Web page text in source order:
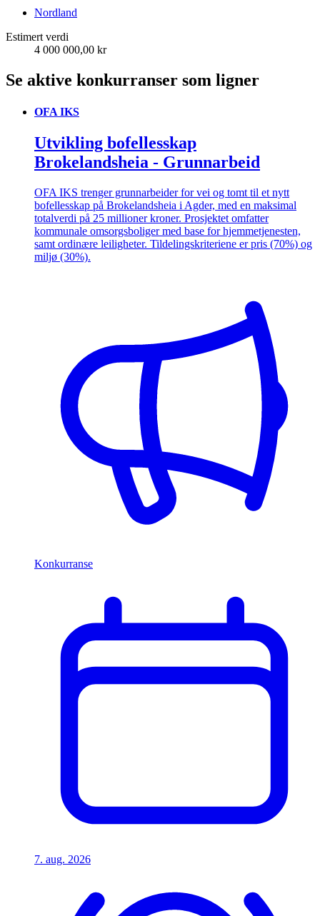
Nordland
Estimert verdi
4 000 000,00 kr
Se aktive konkurranser som ligner
OFA IKS
Utvikling bofellesskap
Brokelandsheia - Grunnarbeid
OFA IKS trenger grunnarbeider for vei og tomt til et nytt
bofellesskap på Brokelandsheia i Agder, med en maksimal
totalverdi på 25 millioner kroner. Prosjektet omfatter
kommunale omsorgsboliger med base for hjemmetjenesten,
samt ordinære leiligheter. Tildelingskriteriene er pris (70%) og
miljø (30%).
Konkurranse
7. aug. 2026